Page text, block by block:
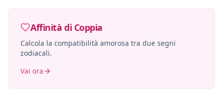
Affinità di Coppia
Calcola la compatibilità amorosa tra due segni
zodiacali.
Vai ora